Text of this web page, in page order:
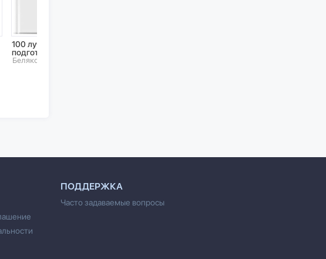
100 лучших игр для
подготовки к школе
Белякова О.В.
ПОДДЕРЖКА
Часто задаваемые вопросы